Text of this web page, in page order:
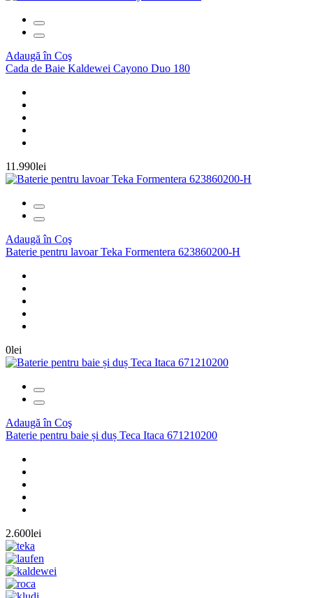
Adaugă în Coş
Cada de Baie Kaldewei Cayono Duo 180
11.990lei
Adaugă în Coş
Baterie pentru lavoar Teka Formentera 623860200-H
0lei
Adaugă în Coş
Baterie pentru baie și duș Teca Itaca 671210200
2.600lei